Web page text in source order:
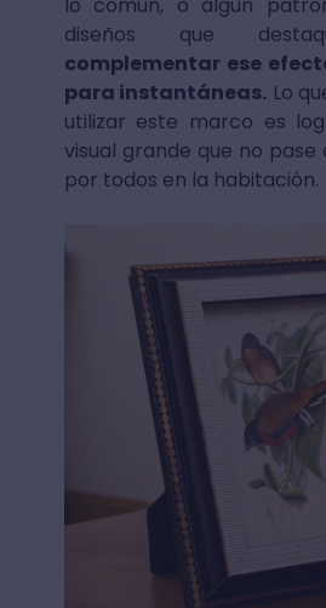
diseños que
complementar ese
para instantáneas. Lo
utilizar este marco es
visual grande que no
por todos en la habitación.